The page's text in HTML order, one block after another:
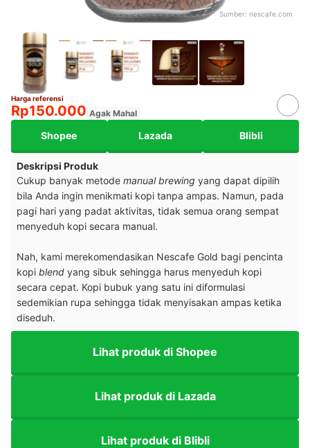
Sumber: nescafe.com
Harga referensi
Rp150.000 Agak Mahal
Shopee Lazada Blibli
Deskripsi Produk
Cukup banyak metode manual brewing yang dapat dipilih
bila Anda ingin menikmati kopi tanpa ampas. Namun, pada
pagi hari yang padat aktivitas, tidak semua orang sempat
menyeduh kopi secara manual.
Nah, kami merekomendasikan Nescafe Gold bagi pencinta
kopi blend yang sibuk sehingga harus menyeduh kopi
secara cepat. Kopi bubuk yang satu ini diformulasi
sedemikian rupa sehingga tidak menyisakan ampas ketika
diseduh.
Lihat produk di Shopee
Lihat produk di Lazada
Lihat produk di Blibli